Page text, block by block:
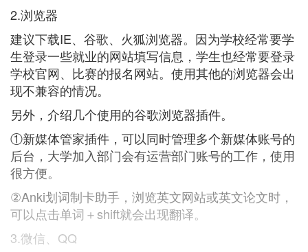
2.浏览器
建议下载IE、谷歌、火狐浏览器。因为学校经常要学
生登录一些就业的网站填写信息，学生也经常要登录
学校官网、比赛的报名网站。使用其他的浏览器会出
现不兼容的情况。
另外，介绍几个使用的谷歌浏览器插件。
①新媒体管家插件，可以同时管理多个新媒体账号的
后台，大学加入部门会有运营部门账号的工作，使用
很方便。
②Anki划词制卡助手，浏览英文网站或英文论文时，
可以点击单词＋shift就会出现翻译。
3.微信、QQ